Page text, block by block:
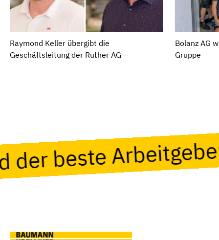
Raymond Keller übergibt die
Geschäftsleitung der Ruther AG
Bolanz AG
Gruppe
beste